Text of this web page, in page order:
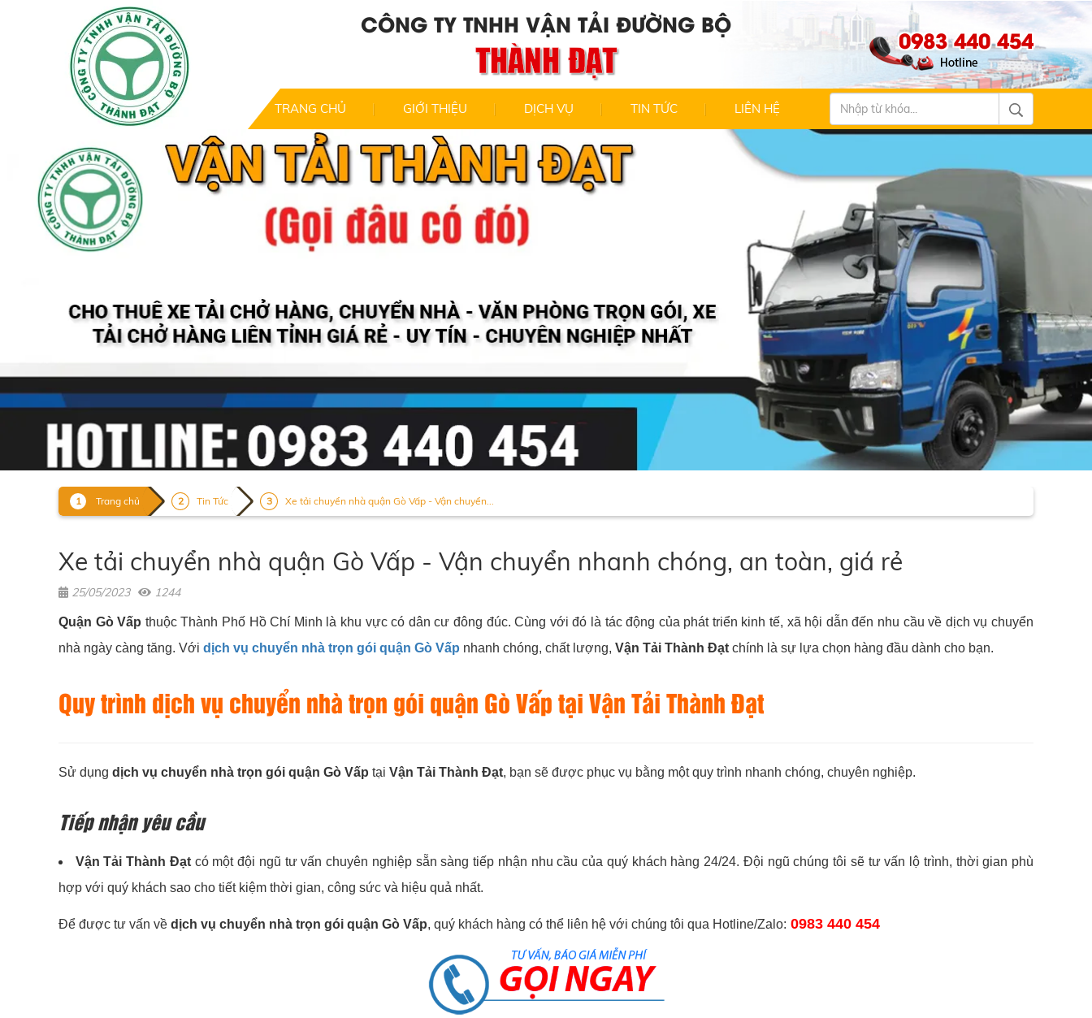
CÔNG TY TNHH VẬN TẢI ĐƯỜNG BỘ
THÀNH ĐẠT 0983 440 454
TRANG CHỦ GIỚI THIỆU DỊCH VỤ TIN TỨC LIÊN HỆ
Trang chủ Tin Tức Xe tải chuyển nhà quận Gò Vấp - Vận chuyển...
Xe tải chuyển nhà quận Gò Vấp - Vận chuyển nhanh chóng, an toàn, giá rẻ
25/05/2023 1244
Quận Gò Vấp thuộc Thành Phố Hồ Chí Minh là khu vực có dân cư đông đúc. Cùng với đó là tác động của phát triển kinh tế, xã hội dẫn đến nhu cầu về dịch vụ chuyển
nhà ngày càng tăng. Với dịch vụ chuyển nhà trọn gói quận Gò Vấp nhanh chóng, chất lượng, Vận Tải Thành Đạt chính là sự lựa chọn hàng đầu dành cho bạn.
Quy trình dịch vụ chuyển nhà trọn gói quận Gò Vấp tại Vận Tải Thành Đạt
Sử dụng dịch vụ chuyển nhà trọn gói quận Gò Vấp tại Vận Tải Thành Đạt, bạn sẽ được phục vụ bằng một quy trình nhanh chóng, chuyên nghiệp.
Tiếp nhận yêu cầu
Vận Tải Thành Đạtcó một đội ngũ tư vấn chuyên nghiệp sẵn sàng tiếp nhận nhu cầu của quý khách hàng 24/24. Đội ngũ chúng tôi sẽ tư vấn lộ trình, thời gian phù
hợp với quý khách sao cho tiết kiệm thời gian, công sức và hiệu quả nhất.
Để được tư vấn về dịch vụ chuyển nhà trọn gói quận Gò Vấp, quý khách hàng có thể liên hệ với chúng tôi qua Hotline/Zalo: 0983 440 454